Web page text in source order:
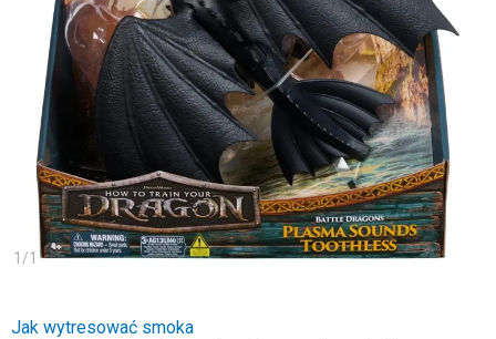
Zapisz
1 /1
Jak wytresować smoka